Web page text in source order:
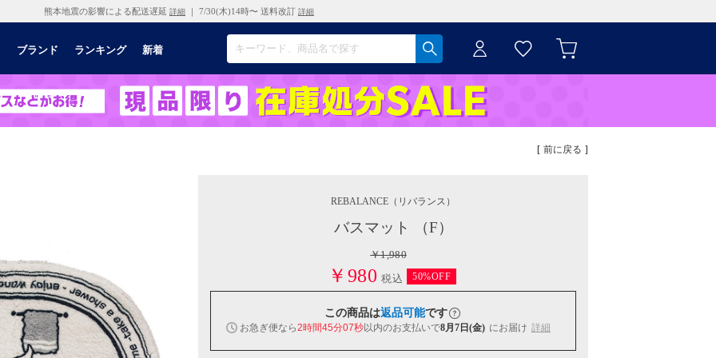
熊本地震の影響による配送遅延 詳細 ｜ 7/30(木)14時〜 送料改訂 詳細
ブランド ランキング 新着
[ 前に戻る ]
REBALANCE （リバランス）
バスマット （F）
￥1,980
￥980 税込 50%OFF
この商品は返品可能です
お急ぎ便なら2時間45分06秒以内のお支払いで8月7日(金) にお届け 詳細